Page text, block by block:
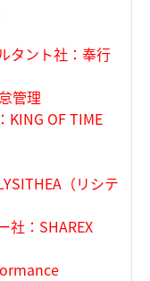
タント社：奉行
管理
KING OF TIME
（リシテ
社：SHAREX